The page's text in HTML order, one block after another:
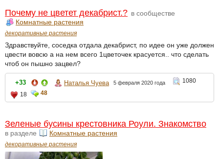
Почему не цветет декабрист.? в сообществе
Комнатные растения
декоративные растения
Здравствуйте, соседка отдала декабрист, по идее он уже должен
цвести вовсю а на нем всего 1цветочек красуется.. что сделать
чтоб он пышно зацвел?
+33 Наталья Чуева 5 февраля 2020 года
1080
18
48
Зеленые бусины крестовника Роули. Знакомство
в разделе Комнатные растения
декоративные растения